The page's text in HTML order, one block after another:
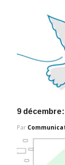
9
Par